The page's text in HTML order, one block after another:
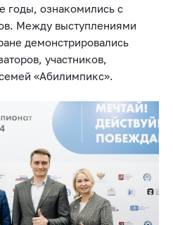
годы, ознакомились с
Между выступлениями
демонстрировались
участников,
«Абилимпикс».